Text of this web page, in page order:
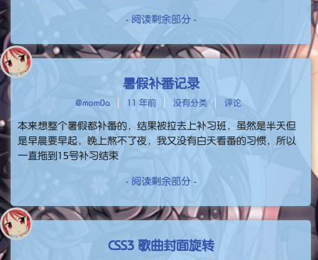
- 阅读剩余部分 -
暑假补番记录
@mom0a 11 年前 没有分类 评论
本来想整个暑假都补番的，结果被拉去上补习班，虽然是半天但
是早晨要早起，晚上熬不了夜，我又没有白天看番的习惯，所以
一直拖到15号补习结束
- 阅读剩余部分 -
CSS3 歌曲封面旋转